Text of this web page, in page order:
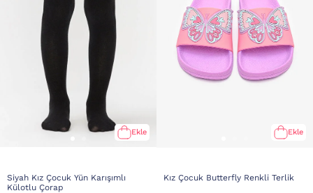
Ekle
Siyah Kız Çocuk Yün Karışımlı
Külotlu Çorap
Ekle
Kız Çocuk Butterfly Renkli Terlik